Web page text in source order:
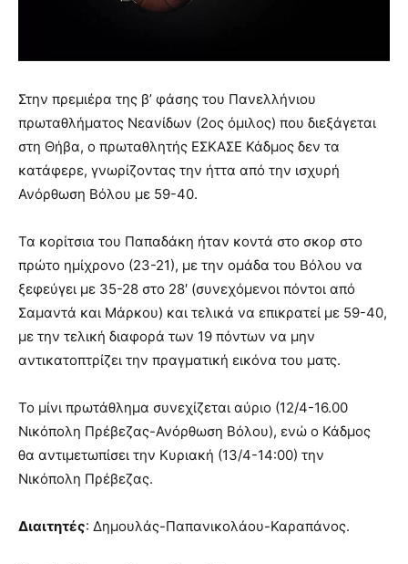
Στην πρεμιέρα της β’ φάσης του Πανελλήνιου
πρωταθλήματος Νεανίδων (2ος όμιλος) που διεξάγεται
στη Θήβα, ο πρωταθλητής ΕΣΚΑΣΕ Κάδμος δεν τα
κατάφερε, γνωρίζοντας την ήττα από την ισχυρή
Ανόρθωση Βόλου με 59-40.
Τα κορίτσια του Παπαδάκη ήταν κοντά στο σκορ στο
πρώτο ημίχρονο (23-21), με την ομάδα του Βόλου να
ξεφεύγει με 35-28 στο 28′ (συνεχόμενοι πόντοι από
Σαμαντά και Μάρκου) και τελικά να επικρατεί με 59-40,
με την τελική διαφορά των 19 πόντων να μην
αντικατοπτρίζει την πραγματική εικόνα του ματς.
Το μίνι πρωτάθλημα συνεχίζεται αύριο (12/4-16.00
Νικόπολη Πρέβεζας-Ανόρθωση Βόλου), ενώ ο Κάδμος
θα αντιμετωπίσει την Κυριακή (13/4-14:00) την
Νικόπολη Πρέβεζας.
Διαιτητές: Δημουλάς-Παπανικολάου-Καραπάνος.